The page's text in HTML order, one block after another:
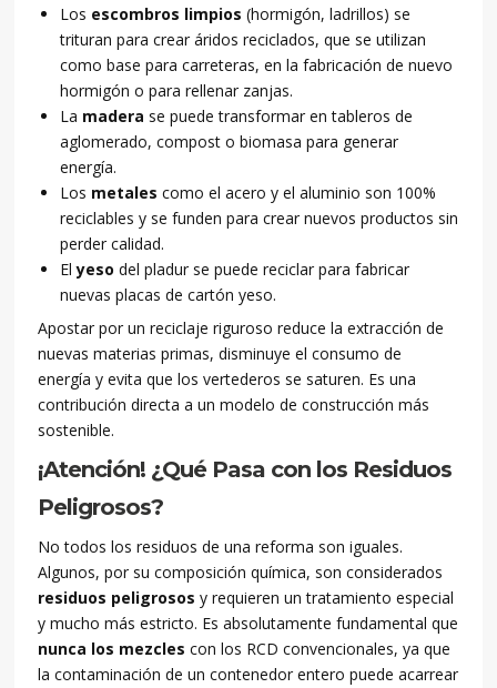
Los escombros limpios (hormigón, ladrillos) se
trituran para crear áridos reciclados, que se utilizan
como base para carreteras, en la fabricación de nuevo
hormigón o para rellenar zanjas.
La madera se puede transformar en tableros de
aglomerado, compost o biomasa para generar
energía.
Los metales como el acero y el aluminio son 100%
reciclables y se funden para crear nuevos productos sin
perder calidad.
Elyeso del pladur se puede reciclar para fabricar
nuevas placas de cartón yeso.
Apostar por un reciclaje riguroso reduce la extracción de
nuevas materias primas, disminuye el consumo de
energía y evita que los vertederos se saturen. Es una
contribución directa a un modelo de construcción más
sostenible.
¡Atención! ¿Qué Pasa con los Residuos
Peligrosos?
No todos los residuos de una reforma son iguales.
Algunos, por su composición química, son considerados
residuos peligrosos y requieren un tratamiento especial
y mucho más estricto. Es absolutamente fundamental que
nunca los mezcles con los RCD convencionales, ya que
la contaminación de un contenedor entero puede acarrear